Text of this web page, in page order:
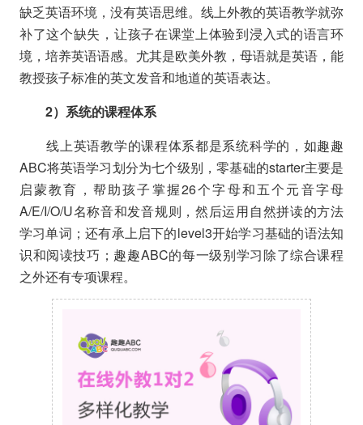
缺乏英语环境，没有英语思维。线上外教的英语教学就弥
补了这个缺失，让孩子在课堂上体验到浸入式的语言环
境，培养英语语感。尤其是欧美外教，母语就是英语，能
教授孩子标准的英文发音和地道的英语表达。
2）系统的课程体系
线上英语教学的课程体系都是系统科学的，如趣趣
ABC将英语学习划分为七个级别，零基础的starter主要是
启蒙教育，帮助孩子掌握26个字母和五个元音字母
A/E/I/O/U名称音和发音规则，然后运用自然拼读的方法
学习单词；还有承上启下的level3开始学习基础的语法知
识和阅读技巧；趣趣ABC的每一级别学习除了综合课程
之外还有专项课程。